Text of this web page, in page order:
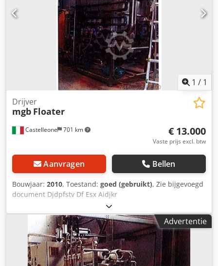
1 / 1
Castelleone 701 km
Drijver
mgb Floater
€ 13.000
Vaste prijs excl. btw
Aanvragen Bellen
Bouwjaar: 2010, Toestand: goed (gebruikt), Zie bijgevoegd
document Djdpfstv Df Esx Aidjkr
Advertentie